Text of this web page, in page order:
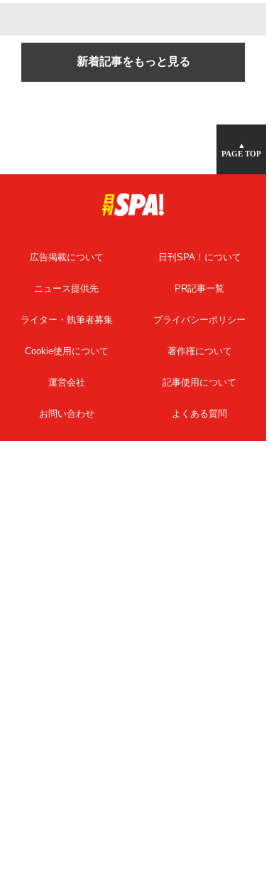
新着記事をもっと見る
▲
PAGE TOP
広告掲載について 日刊SPA！について
ニュース提供先 PR記事一覧
ライター・執筆者募集 プライバシーポリシー
Cookie使用について 著作権について
運営会社 記事使用について
お問い合わせ よくある質問